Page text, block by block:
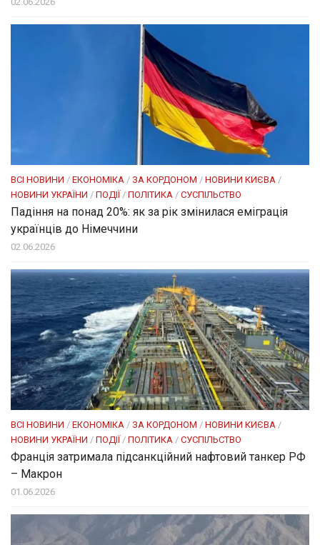
ВСІ НОВИНИ / ЕКОНОМІКА / ЗА КОРДОНОМ / НОВИНИ КИЄВА /
НОВИНИ УКРАЇНИ / ПОДІЇ / ПОЛІТИКА / СУСПІЛЬСТВО
Падіння на понад 20%: як за рік змінилася еміграція
українців до Німеччини
02.06.2026
ВСІ НОВИНИ / ЕКОНОМІКА / ЗА КОРДОНОМ / НОВИНИ КИЄВА /
НОВИНИ УКРАЇНИ / ПОДІЇ / ПОЛІТИКА / СУСПІЛЬСТВО
Франція затримала підсанкційний нафтовий танкер РФ
– Макрон
01.06.2026